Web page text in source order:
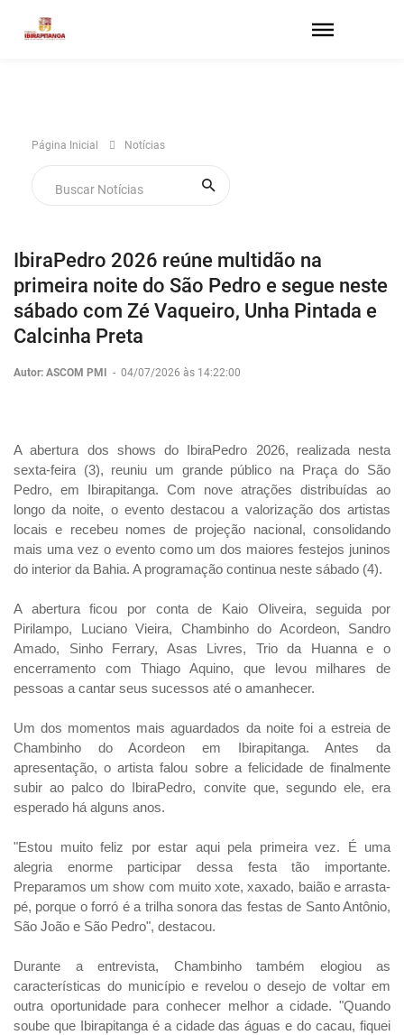
Página Inicial Notícias
IbiraPedro 2026 reúne multidão na
primeira noite do São Pedro e segue neste
sábado com Zé Vaqueiro, Unha Pintada e
Calcinha Preta
Autor: ASCOM PMI - 04/07/2026 às 14:22:00
A abertura dos shows do IbiraPedro 2026, realizada nesta
sexta-feira (3), reuniu um grande público na Praça do São
Pedro, em Ibirapitanga. Com nove atrações distribuídas ao
longo da noite, o evento destacou a valorização dos artistas
locais e recebeu nomes de projeção nacional, consolidando
mais uma vez o evento como um dos maiores festejos juninos
do interior da Bahia. A programação continua neste sábado (4).
A abertura ficou por conta de Kaio Oliveira, seguida por
Pirilampo, Luciano Vieira, Chambinho do Acordeon, Sandro
Amado, Sinho Ferrary, Asas Livres, Trio da Huanna e o
encerramento com Thiago Aquino, que levou milhares de
pessoas a cantar seus sucessos até o amanhecer.
Um dos momentos mais aguardados da noite foi a estreia de
Chambinho do Acordeon em Ibirapitanga. Antes da
apresentação, o artista falou sobre a felicidade de finalmente
subir ao palco do IbiraPedro, convite que, segundo ele, era
esperado há alguns anos.
"Estou muito feliz por estar aqui pela primeira vez. É uma
alegria enorme participar dessa festa tão importante.
Preparamos um show com muito xote, xaxado, baião e arrasta-
pé, porque o forró é a trilha sonora das festas de Santo Antônio,
São João e São Pedro", destacou.
Durante a entrevista, Chambinho também elogiou as
características do município e revelou o desejo de voltar em
outra oportunidade para conhecer melhor a cidade. "Quando
soube que Ibirapitanga é a cidade das águas e do cacau, fiquei